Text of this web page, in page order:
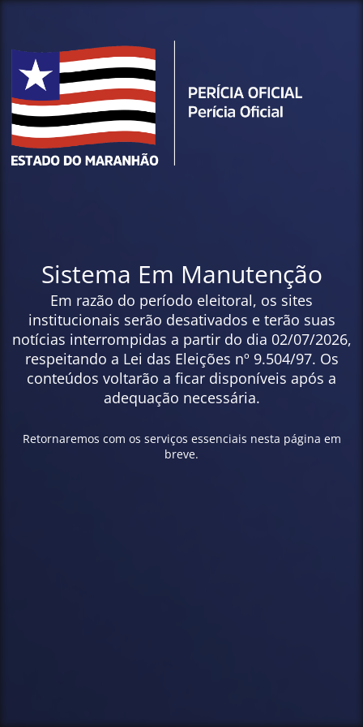
Sistema Em Manutenção
Em razão do período eleitoral, os sites
institucionais serão desativados e terão suas
notícias interrompidas a partir do dia 02/07/2026,
respeitando a Lei das Eleições nº 9.504/97. Os
conteúdos voltarão a ficar disponíveis após a
adequação necessária.
Retornaremos com os serviços essenciais nesta página em
breve.